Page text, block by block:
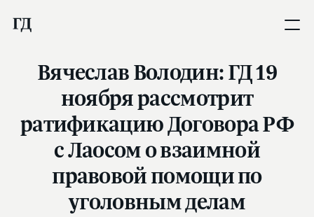
Вячеслав Володин: ГД 19
ноября рассмотрит
ратификацию Договора РФ
с Лаосом о взаимной
правовой помощи по
уголовным делам